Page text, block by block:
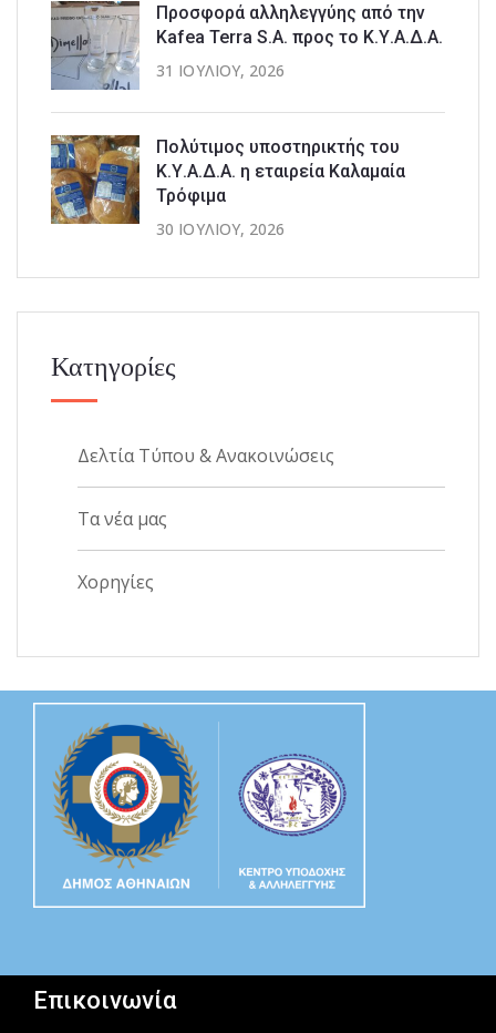
Προσφορά αλληλεγγύης από την
Kafea Terra S.A. προς το Κ.Υ.Α.Δ.Α.
31 ΙΟΥΛΊΟΥ, 2026
Πολύτιμος υποστηρικτής του
Κ.Υ.Α.Δ.Α. η εταιρεία Καλαμαία
Τρόφιμα
30 ΙΟΥΛΊΟΥ, 2026
Κατηγορίες
Δελτία Τύπου & Ανακοινώσεις
Τα νέα μας
Χορηγίες
Επικοινωνία